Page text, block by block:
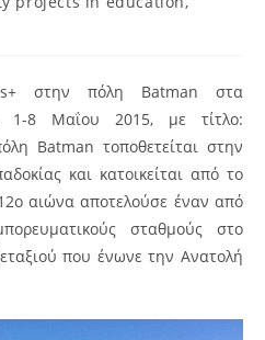
στην πόλη Batman στα
1-8 Μαΐου 2015, με τίτλο:
Batman τοποθετείται στην
και κατοικείται από το
αιώνα αποτελούσε έναν από
σταθμούς στο
που ένωνε την Ανατολή